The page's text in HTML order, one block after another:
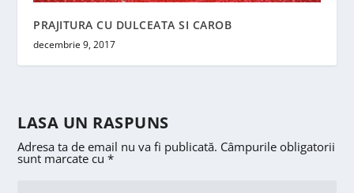
PRAJITURA CU DULCEATA SI CAROB
decembrie 9, 2017
LASA UN RASPUNS
Adresa ta de email nu va fi publicată. Câmpurile obligatorii
sunt marcate cu*